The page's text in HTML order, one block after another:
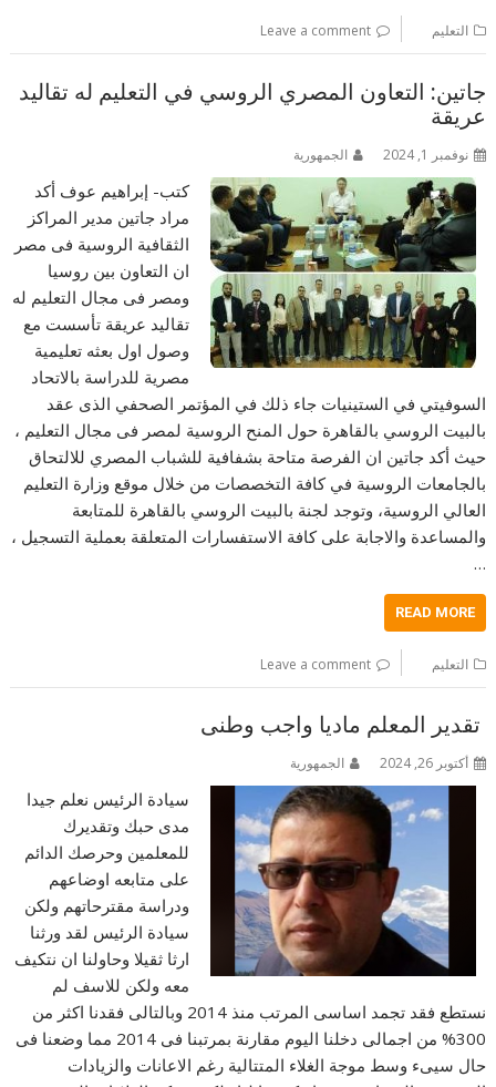
التعليم Leave a comment
جاتين: التعاون المصري الروسي في التعليم له تقاليد
عريقة
نوفمبر 1, 2024 الجمهورية
كتب- إبراهيم عوف أكد
مراد جاتين مدير المراكز
الثقافية الروسية فى مصر
ان التعاون بين روسيا
ومصر فى مجال التعليم له
تقاليد عريقة تأسست مع
وصول اول بعثه تعليمية
مصرية للدراسة بالاتحاد
السوفيتي في الستينيات جاء ذلك في المؤتمر الصحفي الذى عقد
بالبيت الروسي بالقاهرة حول المنح الروسية لمصر فى مجال التعليم ،
حيث أكد جاتين ان الفرصة متاحة بشفافية للشباب المصري للالتحاق
بالجامعات الروسية في كافة التخصصات من خلال موقع وزارة التعليم
العالي الروسية، وتوجد لجنة بالبيت الروسي بالقاهرة للمتابعة
والمساعدة والاجابة على كافة الاستفسارات المتعلقة بعملية التسجيل ،
…
READ MORE
التعليم Leave a comment
تقدير المعلم ماديا واجب وطنى
أكتوبر 26, 2024 الجمهورية
سيادة الرئيس نعلم جيدا
مدى حبك وتقديرك
للمعلمين وحرصك الدائم
على متابعه اوضاعهم
ودراسة مقترحاتهم ولكن
سيادة الرئيس لقد ورثنا
ارثا ثقيلا وحاولنا ان نتكيف
معه ولكن للاسف لم
نستطع فقد تجمد اساسى المرتب منذ 2014 وبالتالى فقدنا اكثر من
300% من اجمالى دخلنا اليوم مقارنة بمرتبنا فى 2014 مما وضعنا فى
حال سيىء وسط موجة الغلاء المتتالية رغم الاعانات والزيادات